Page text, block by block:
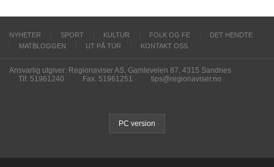
NYHETER SPORT KULTUR FOLK OG FE
DET HENDTE
MATBLOGGEN
UT PÅ TUR KONTAKT OSS
Ansvarlig utgiver: Regionaviser AS, Gamleveien 87, 4315 Sandnes
Tlf. 51961240
Fax. 51961251 tips@regionaviser.no
PC version